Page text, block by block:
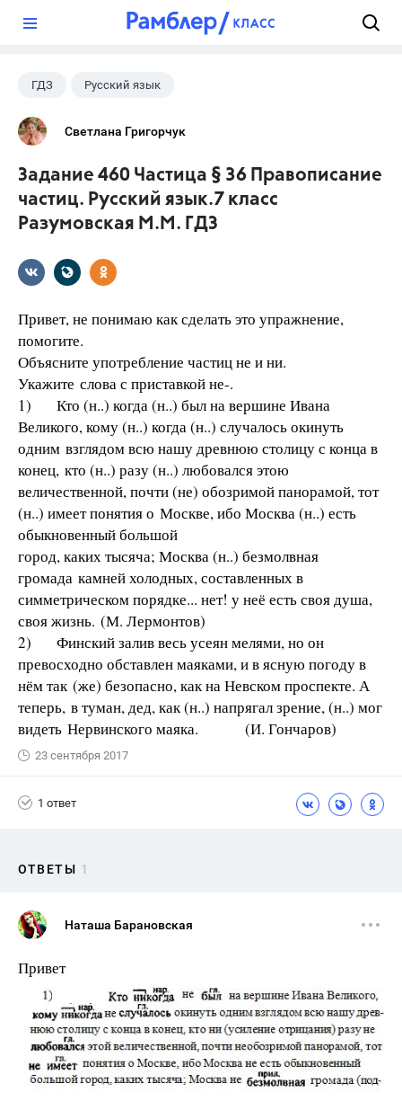
ГДЗ Русский язык
Разумовская М.М.
Светлана Григорчук
Задание 460 Частица § 36 Правописание
частиц. Русский язык.7 класс
Разумовская М.М. ГДЗ
Привет, не понимаю как сделать это упражнение,
помогите.
Объясните употребление частиц не и ни.
Укажите слова с приставкой не-.
1) Кто (н..) когда (н..) был на вершине Ивана
Великого, кому (н..) когда (н..) случалось окинуть
одним взглядом всю нашу древнюю столицу с конца в
конец, кто (н..) разу (н..) любовался этою
величественной, почти (не) обозримой панорамой, тот
(н..) имеет понятия о Москве, ибо Москва (н..) есть
обыкновенный большой
город, каких тысяча; Москва (н..) безмолвная
громада камней холодных, составленных в
симметрическом порядке... нет! у неё есть своя душа,
своя жизнь. (М. Лермонтов)
2) Финский залив весь усеян мелями, но он
превосходно обставлен маяками, и в ясную погоду в
нём так (же) безопасно, как на Невском проспекте. А
теперь, в туман, дед, как (н..) напрягал зрение, (н..) мог
видеть Нервинского маяка. (И. Гончаров)
23 сентября 2017
1 ответ
ОТВЕТЫ 1
Наташа Барановская
Привет